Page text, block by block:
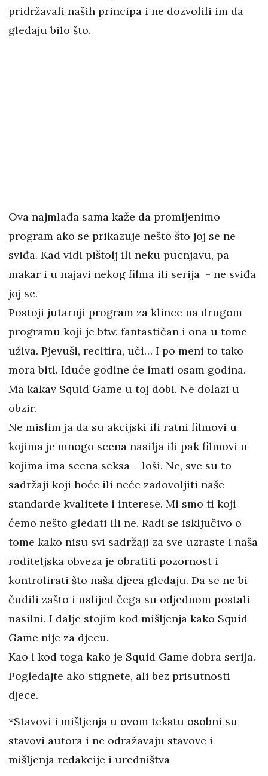
pridržavali naših principa i ne dozvolili im da
gledaju bilo što.
Ova najmlađa sama kaže da promijenimo
program ako se prikazuje nešto što joj se ne
sviđa. Kad vidi pištolj ili neku pucnjavu, pa
makar i u najavi nekog filma ili serija - ne sviđa
joj se.
Postoji jutarnji program za klince na drugom
programu koji je btw. fantastičan i ona u tome
uživa. Pjevuši, recitira, uči… I po meni to tako
mora biti. Iduće godine će imati osam godina.
Ma kakav Squid Game u toj dobi. Ne dolazi u
obzir.
Ne mislim ja da su akcijski ili ratni filmovi u
kojima je mnogo scena nasilja ili pak filmovi u
kojima ima scena seksa – loši. Ne, sve su to
sadržaji koji hoće ili neće zadovoljiti naše
standarde kvalitete i interese. Mi smo ti koji
ćemo nešto gledati ili ne. Radi se isključivo o
tome kako nisu svi sadržaji za sve uzraste i naša
roditeljska obveza je obratiti pozornost i
kontrolirati što naša djeca gledaju. Da se ne bi
čudili zašto i uslijed čega su odjednom postali
nasilni. I dalje stojim kod mišljenja kako Squid
Game nije za djecu.
Kao i kod toga kako je Squid Game dobra serija.
Pogledajte ako stignete, ali bez prisutnosti
djece.
*Stavovi i mišljenja u ovom tekstu osobni su
stavovi autora i ne odražavaju stavove i
mišljenja redakcije i uredništva